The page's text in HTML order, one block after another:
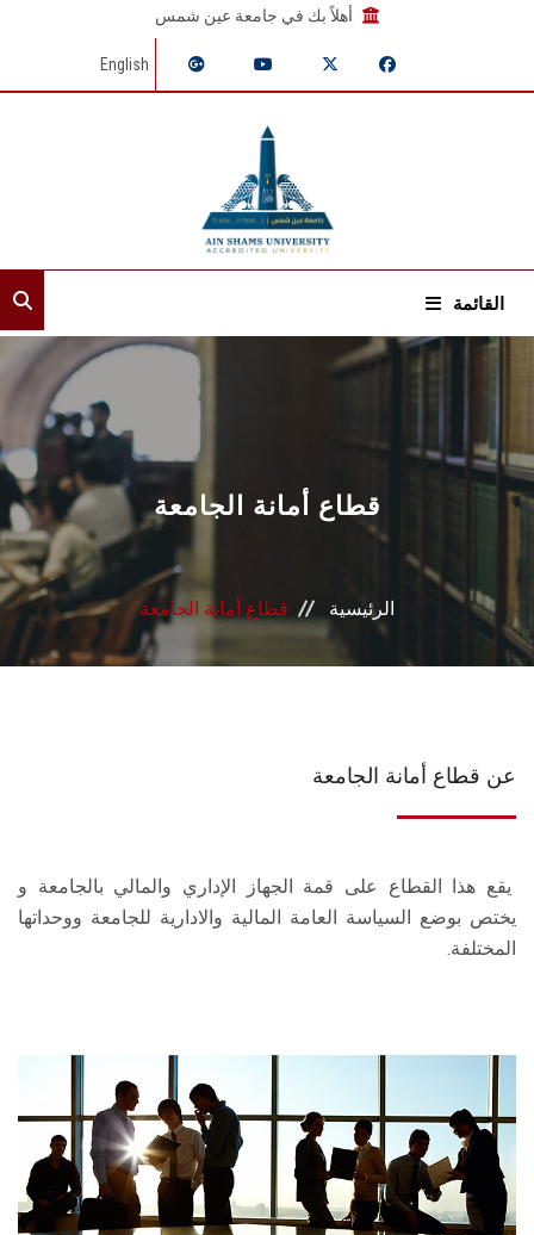
أهلاً بك في جامعة عين شمس
English
القائمة
الرئيسية
عن القطاع
الأمناء المساعدون
إدرات القطاع
قطاع أمانة الجامعة
الرئيسية قطاع أمانة الجامعة
عن قطاع أمانة الجامعة
يقع هذا القطاع على قمة الجهاز الإداري والمالي بالجامعة و
يختص بوضع السياسة العامة المالية والادارية للجامعة ووحداتها
المختلفة.